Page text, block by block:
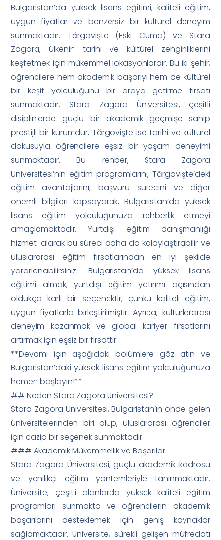
Bulgaristan’da yüksek lisans eğitimi, kaliteli eğitim,
uygun fiyatlar ve benzersiz bir kültürel deneyim
sunmaktadır. Tărgovişte (Eski Cuma) ve Stara
Zagora, ülkenin tarihi ve kültürel zenginliklerini
keşfetmek için mükemmel lokasyonlardır. Bu iki şehir,
öğrencilere hem akademik başarıyı hem de kültürel
bir keşif yolculuğunu bir araya getirme fırsatı
sunmaktadır. Stara Zagora Üniversitesi, çeşitli
disiplinlerde güçlü bir akademik geçmişe sahip
prestijli bir kurumdur, Tărgovişte ise tarihi ve kültürel
dokusuyla öğrencilere eşsiz bir yaşam deneyimi
sunmaktadır. Bu rehber, Stara Zagora
Üniversitesi’nin eğitim programlarını, Tărgovişte’deki
eğitim avantajlarını, başvuru sürecini ve diğer
önemli bilgileri kapsayarak, Bulgaristan’da yüksek
lisans eğitim yolculuğunuza rehberlik etmeyi
amaçlamaktadır. Yurtdışı eğitim danışmanlığı
hizmeti alarak bu süreci daha da kolaylaştırabilir ve
uluslararası eğitim fırsatlarından en iyi şekilde
yararlanabilirsiniz. Bulgaristan’da yüksek lisans
eğitimi almak, yurtdışı eğitim yatırımı açısından
oldukça karlı bir seçenektir, çünkü kaliteli eğitim,
uygun fiyatlarla birleştirilmiştir. Ayrıca, kültürlerarası
deneyim kazanmak ve global kariyer fırsatlarını
artırmak için eşsiz bir fırsattır.
**Devamı için aşağıdaki bölümlere göz atın ve
Bulgaristan’daki yüksek lisans eğitim yolculuğunuza
hemen başlayın!**
## Neden Stara Zagora Üniversitesi?
Stara Zagora Üniversitesi, Bulgaristan’ın önde gelen
üniversitelerinden biri olup, uluslararası öğrenciler
için cazip bir seçenek sunmaktadır.
### Akademik Mükemmellik ve Başarılar
Stara Zagora Üniversitesi, güçlü akademik kadrosu
ve yenilikçi eğitim yöntemleriyle tanınmaktadır.
Üniversite, çeşitli alanlarda yüksek kaliteli eğitim
programları sunmakta ve öğrencilerin akademik
başarılarını desteklemek için geniş kaynaklar
sağlamaktadır. Üniversite, sürekli gelişen müfredatı